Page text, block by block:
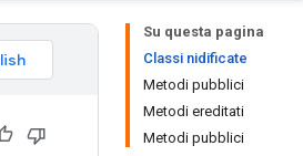
Su questa pagina
Classi nidificate
Metodi pubblici
Metodi ereditati
Metodi pubblici